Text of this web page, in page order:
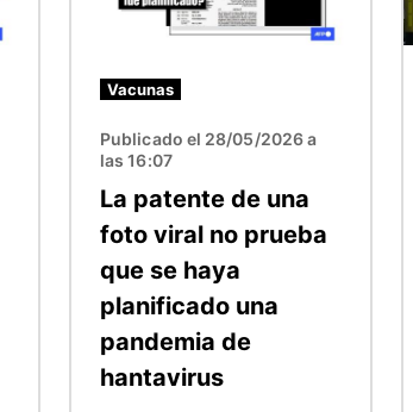
Vacunas
Publicado el 28/05/2026 a
las 16:07
La patente de una
foto viral no prueba
que se haya
planificado una
pandemia de
hantavirus